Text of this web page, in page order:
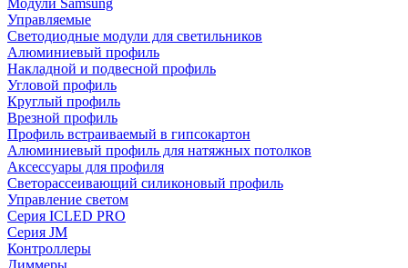
Модули Samsung
Управляемые
Светодиодные модули для светильников
Алюминиевый профиль
Накладной и подвесной профиль
Угловой профиль
Круглый профиль
Врезной профиль
Профиль встраиваемый в гипсокартон
Алюминиевый профиль для натяжных потолков
Аксессуары для профиля
Светорассеивающий силиконовый профиль
Управление светом
Серия ICLED PRO
Серия JM
Контроллеры
Диммеры